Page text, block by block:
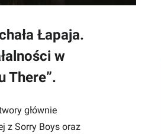
Łapaja.
w
There”.
głównie
z Sorry Boys oraz